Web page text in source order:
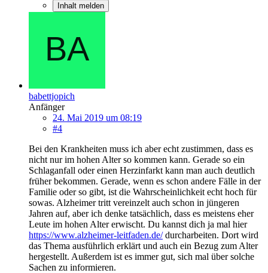
Inhalt melden
babettjopich
Anfänger
24. Mai 2019 um 08:19
#4
Bei den Krankheiten muss ich aber echt zustimmen, dass es
nicht nur im hohen Alter so kommen kann. Gerade so ein
Schlaganfall oder einen Herzinfarkt kann man auch deutlich
früher bekommen. Gerade, wenn es schon andere Fälle in der
Familie oder so gibt, ist die Wahrscheinlichkeit echt hoch für
sowas. Alzheimer tritt vereinzelt auch schon in jüngeren
Jahren auf, aber ich denke tatsächlich, dass es meistens eher
Leute im hohen Alter erwischt. Du kannst dich ja mal hier
https://www.alzheimer-leitfaden.de/durcharbeiten. Dort wird
das Thema ausführlich erklärt und auch ein Bezug zum Alter
hergestellt. Außerdem ist es immer gut, sich mal über solche
Sachen zu informieren.